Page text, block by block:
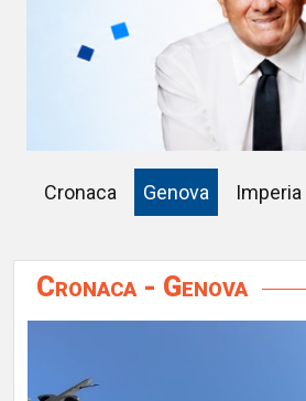
Cronaca Genova Imperia
Cronaca - Genova